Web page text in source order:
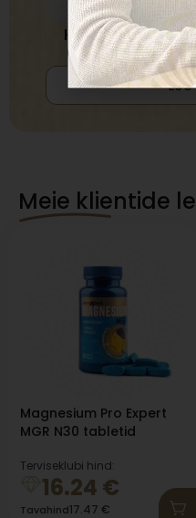
KUIDAS VÕTTA
Meie klientide
Magnesium Pro Expert
MGR N30 tabletid
Terviseklubi hind:
16.24 €
Tavahind17.47 €